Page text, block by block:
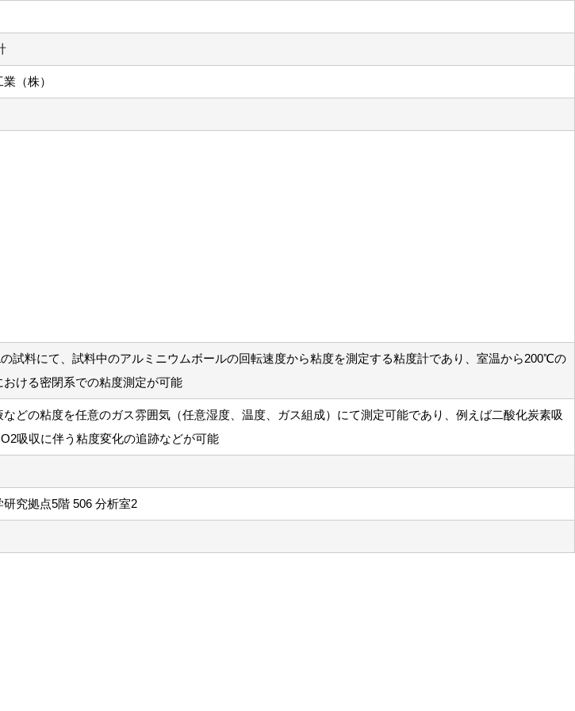
（株）
試料にて、試料中のアルミニウムボールの回転速度から粘度を測定する粘度計であり、室温から200℃の
おける密閉系での粘度測定が可能
などの粘度を任意のガス雰囲気（任意湿度、温度、ガス組成）にて測定可能であり、例えば二酸化炭素吸
吸収に伴う粘度変化の追跡などが可能
研究拠点5階 506 分析室2